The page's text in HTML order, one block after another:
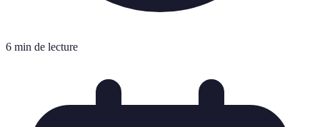
6 min de lecture